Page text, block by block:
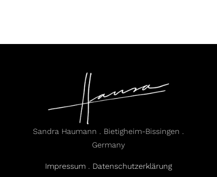
Sandra Haumann . Bietigheim-Bissingen .
Germany
Impressum . Datenschutzerklärung